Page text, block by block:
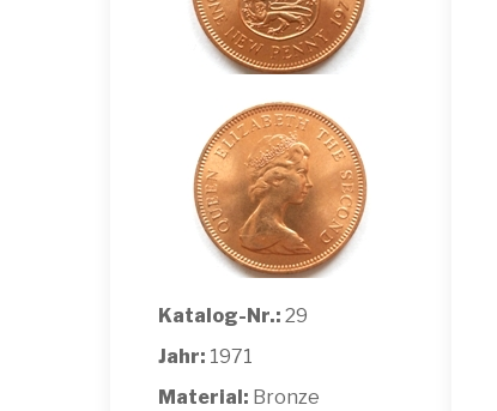
Katalog-Nr.: 29
Jahr: 1971
Material: Bronze